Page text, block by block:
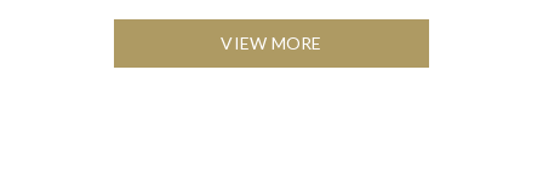
VIEW MORE